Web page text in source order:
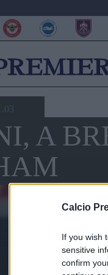
Calcio
If you wish
sensitive
confirm
A